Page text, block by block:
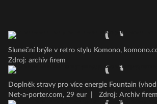
Sluneční brýle v retro stylu Komono,
Zdroj: archiv firem
Doplněk stravy pro více energie Fountain
Net-a-porter.com, 29 eur
Zdroj: Archiv firem